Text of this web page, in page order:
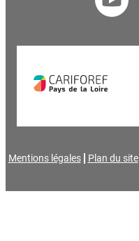
Mentions légales Plan du site